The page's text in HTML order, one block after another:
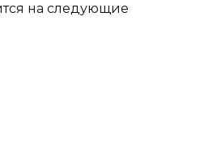
на следующие